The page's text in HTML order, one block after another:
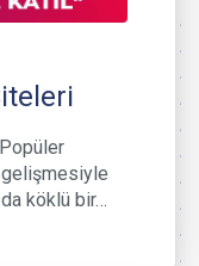
köklü bir…